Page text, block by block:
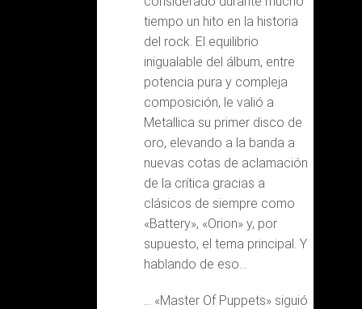
tiempo un hito en la historia
del rock. El equilibrio
inigualable del álbum, entre
potencia pura y compleja
composición, le valió a
Metallica su primer disco de
oro, elevando a la banda a
nuevas cotas de aclamación
de la crítica gracias a
clásicos de siempre como
«Battery», «Orion» y, por
supuesto, el tema principal. Y
hablando de eso…
… «Master Of Puppets» siguió